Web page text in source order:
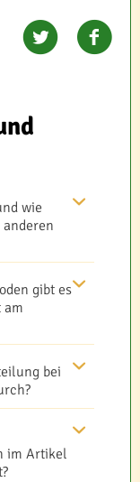
wie
gibt es
bei
im Artikel